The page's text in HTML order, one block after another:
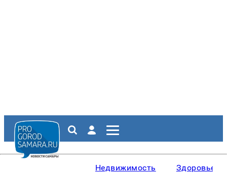
Недвижимость Здоровье